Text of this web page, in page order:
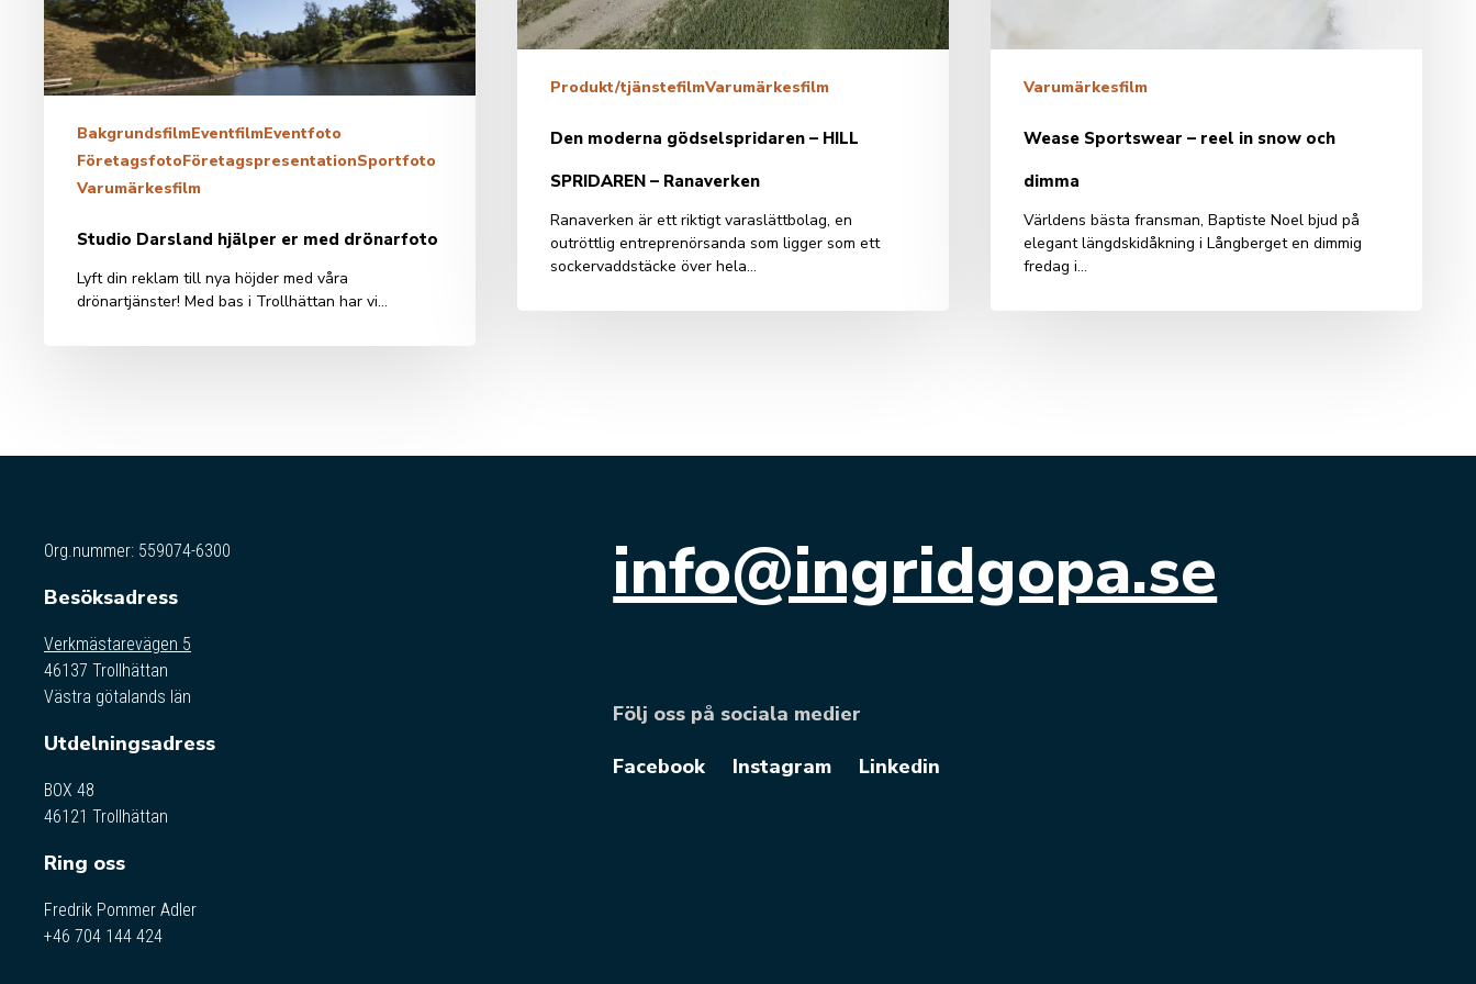
BakgrundsfilmEventfilmEventfoto
FöretagsfotoFöretagspresentationSportfoto
Varumärkesfilm
Studio Darsland hjälper er med drönarfoto
Lyft din reklam till nya höjder med våra
drönartjänster! Med bas i Trollhättan har vi…
Ranaverken
Produkt/tjänstefilmVarumärkesfilm
Den moderna gödselspridaren – HILL
SPRIDAREN – Ranaverken
Ranaverken är ett riktigt varaslättbolag, en
outröttlig entreprenörsanda som ligger som ett
sockervaddstäcke över hela…
Varumärkesfilm
Wease Sportswear – reel in snow och
dimma
Världens bästa fransman, Baptiste Noel bjud på
elegant längdskidåkning i Långberget en dimmig
fredag i…
Org.nummer: 559074-6300
Besöksadress
Verkmästarevägen 5
46137 Trollhättan
Västra götalands län
Utdelningsadress
BOX 48
46121 Trollhättan
Ring oss
Fredrik Pommer Adler
+46 704 144 424
info@ingridgopa.se
Följ oss på sociala medier
Facebook
Instagram Linkedin